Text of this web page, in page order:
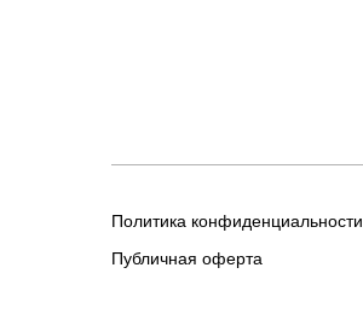
Политика конфиденциальности
Публичная оферта